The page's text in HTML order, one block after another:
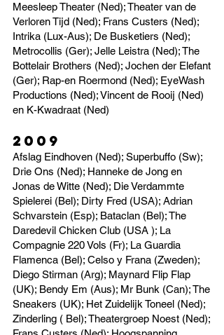
Meesleep Theater (Ned); Theater van de
Verloren Tijd (Ned); Frans Custers (Ned);
Intrika (Lux-Aus); De Busketiers (Ned);
Metrocollis (Ger); Jelle Leistra (Ned); The
Bottelair Brothers (Ned); Jochen der Elefant
(Ger); Rap-en Roermond (Ned); EyeWash
Productions (Ned); Vincent de Rooij (Ned)
en K-Kwadraat (Ned)
2009
Afslag Eindhoven (Ned); Superbuffo (Sw);
Drie Ons (Ned); Hanneke de Jong en
Jonas de Witte (Ned); Die Verdammte
Spielerei (Bel); Dirty Fred (USA); Adrian
Schvarstein (Esp); Bataclan (Bel); The
Daredevil Chicken Club (USA ); La
Compagnie 220 Vols (Fr); La Guardia
Flamenca (Bel); Celso y Frana (Zweden);
Diego Stirman (Arg); Maynard Flip Flap
(UK); Bendy Em (Aus); Mr Bunk (Can); The
Sneakers (UK); Het Zuidelijk Toneel (Ned);
Zinderling ( Bel); Theatergroep Noest (Ned);